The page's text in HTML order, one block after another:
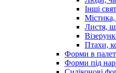
Інші
Листя,
Птахи,
Форми в
Форми під